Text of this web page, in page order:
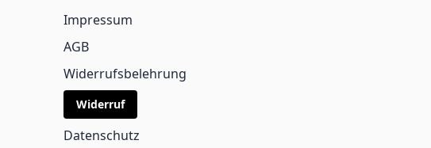
Impressum
AGB
Widerrufsbelehrung
Widerruf
Datenschutz